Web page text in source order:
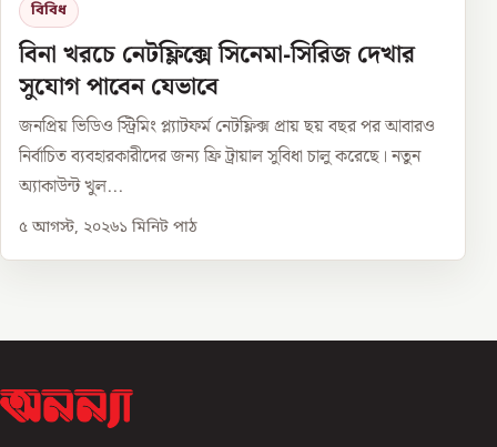
বিবিধ
বিনা খরচে নেটফ্লিক্সে সিনেমা-সিরিজ দেখার
সুযোগ পাবেন যেভাবে
জনপ্রিয় ভিডিও স্ট্রিমিং প্ল্যাটফর্ম নেটফ্লিক্স প্রায় ছয় বছর পর আবারও
নির্বাচিত ব্যবহারকারীদের জন্য ফ্রি ট্রায়াল সুবিধা চালু করেছে। নতুন
অ্যাকাউন্ট খুল...
৫ আগস্ট, ২০২৬১ মিনিট পাঠ